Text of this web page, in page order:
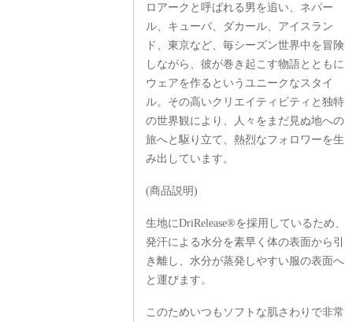
ロアークと呼ばれる男を追い、ネパー
ル、キューバ、ダカール、アイスラン
ド、東京など、毎シーズン世界中を冒険
しながら、彼が巻き起こす物語とともに
ウェアを作るというユニークなスタイ
ル。その高いクリエイティビティと独特
の世界観により、人々をまだ見ぬ地への
旅へと駆り立て、熱烈なフォロワーを生
み出しています。
(商品説明)
生地にDriRelease®を採用しているため、
発汗による水分を素早く体の表面から引
き離し、水分が蒸発しやすい服の表面へ
と運びます。
このためいつもソフトな肌さわりで非常